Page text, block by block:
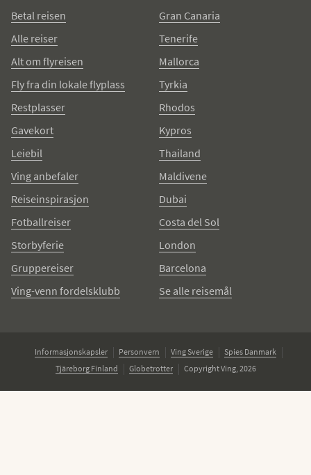
Betal reisen
Alle reiser
Alt om flyreisen
Fly fra din lokale flyplass
Restplasser
Gavekort
Leiebil
Ving anbefaler
Reiseinspirasjon
Fotballreiser
Storbyferie
Gruppereiser
Ving-venn fordelsklubb
Gran Canaria
Tenerife
Mallorca
Tyrkia
Rhodos
Kypros
Thailand
Maldivene
Dubai
Costa del Sol
London
Barcelona
Se alle reisemål
Informasjonskapsler Personvern Ving Sverige
Spies Danmark
Tjäreborg Finland
Globetrotter Copyright Ving, 2026